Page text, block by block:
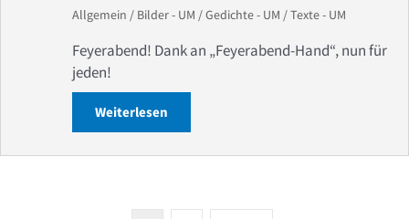
Allgemein / Bilder - UM /Gedichte - UM /Texte - UM
Feyerabend! Dank an „Feyerabend-Hand“, nun für
jeden!
Weiterlesen